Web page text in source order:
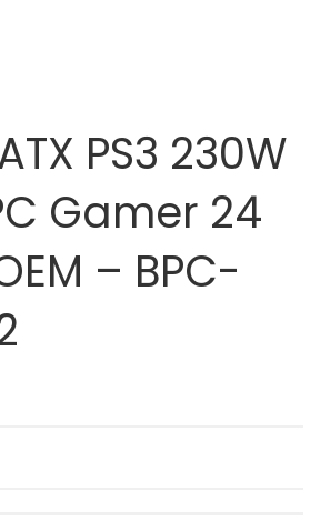
ao
Carrinho
PS3 230W
Gamer 24
– BPC-